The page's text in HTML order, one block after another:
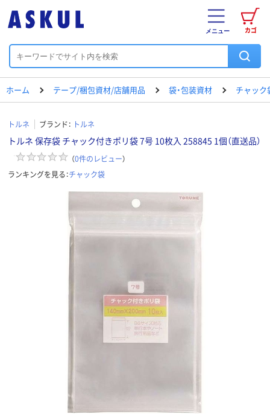
カゴ
メニュー
ホーム テープ/梱包資材/店舗用品 袋・包装資材 チャック
トルネ ブランド： トルネ
トルネ 保存袋 チャック付きポリ袋 7号 10枚入 258845 1個（直送品）
（0件のレビュー）
ランキングを見る：チャック袋